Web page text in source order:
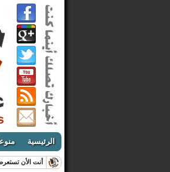
الرئيسية
أنت الأن